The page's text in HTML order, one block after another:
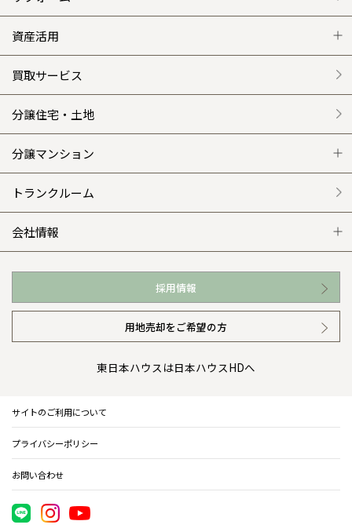
グレートステージ
クレステージ
施工事例
平屋の家
外観・インテリア集
WEB住宅展示場
お近くの展示場
イベント情報
住まいのコラム
住まいのお手入れ集
リフォーム トップ
リフォームメニュー
選ばれる理由
リフォームの流れ
介護保険利用で快適リフォーム
カタログ請求（無料）
資産活用
資産活用 トップ
賃貸併用住宅のメリット
安心のサポートシステム
商品紹介
展示場案内
買取サービス
分譲住宅・土地
分譲マンション
分譲マンション トップ
ワザックとは
高い信頼性
安心の管理体制
トランクルーム
会社情報
会社情報 トップ
ニュースリリース
会社概要
事業部紹介
IR情報
採用情報
用地売却をご希望の方
東日本ハウスは日本ハウスHDへ
サイトのご利用について
プライバシーポリシー
お問い合わせ